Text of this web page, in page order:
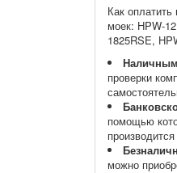
Как
моек: HPW-
1825RSE,
проверки
помощью
можно